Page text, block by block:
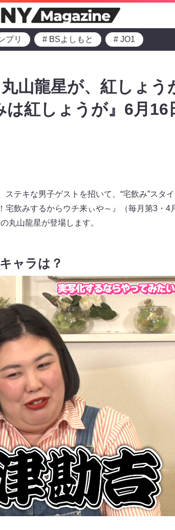
プリ # BSよしもと # JO1
山龍星が、紅しょう
紅しょうが』6月16
テキな男子ゲストを招いて、“宅飲み”スタ
飲みするからウチ来ぃや～』（毎月第3・4
丸山龍星が登場します。
ャラは？